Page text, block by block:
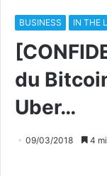
BUSINESS IN THE
du
Uber…
09/03/2018 4